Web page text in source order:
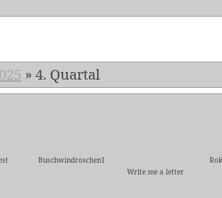
» 4. Quartal
Buschwindröschen1
Write me a letter